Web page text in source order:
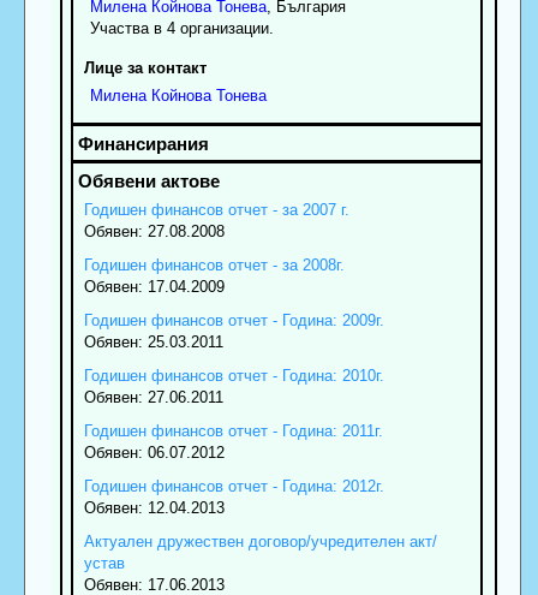
Милена Койнова Тонева, България
Участва в 4 организации.
Лице за контакт
Милена Койнова Тонева
Годишен финансов отчет - за 2007 г.
Обявен: 27.08.2008
Годишен финансов отчет - за 2008г.
Обявен: 17.04.2009
Годишен финансов отчет - Година: 2009г.
Обявен: 25.03.2011
Годишен финансов отчет - Година: 2010г.
Обявен: 27.06.2011
Годишен финансов отчет - Година: 2011г.
Обявен: 06.07.2012
Годишен финансов отчет - Година: 2012г.
Обявен: 12.04.2013
Актуален дружествен договор/учредителен акт/
устав
Обявен: 17.06.2013